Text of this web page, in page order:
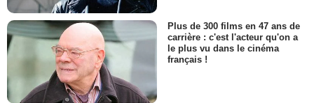
Plus de 300 films en 47 ans de
carrière : c'est l'acteur qu'on a
le plus vu dans le cinéma
français !